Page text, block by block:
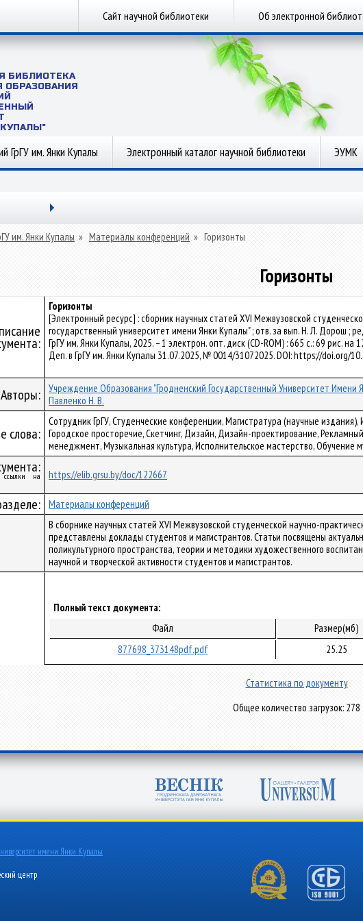
Сайт научной библиотеки Об электронной
БИБЛИОТЕКА
ГрГУ им. Янки Купалы Электронный каталог научной библиотеки ЭУМК
им. Янки Купалы » Материалы конференций » Горизонты
Горизонты
Горизонты
[Электронный ресурс] : сборник научных статей XVI Межвузовской
государственный университет имени Янки Купалы" ; отв. за вып. Н. Л. Дорош ;
ГрГУ им. Янки Купалы, 2025. – 1 электрон. опт. диск (CD-ROM) : 665 с.: 69 рис.
Деп. в ГрГУ им. Янки Купалы 31.07.2025, № 0014/31072025. DOI: https://doi.org/
Авторы: Учреждение Образования "Гродненский Государственный Университет Имени
Павленко Н. В.
слова:
Сотрудник ГрГУ, Студенческие конференции, Магистратура (научные
Городское просторечие, Скетчинг, Дизайн, Дизайн-проектирование,
менеджмент, Музыкальная культура, Исполнительское мастерство, Обучение
ссылки на https://elib.grsu.by/doc/122667
Материалы конференций
В сборнике научных статей XVI Межвузовской студенческой научно-
представлены доклады студентов и магистрантов. Статьи посвящены
поликультурного пространства, теории и методики художественного
научной и творческой активности студентов и магистрантов.
Полный текст документа:
Файл
Размер(мб)
877698_373148pdf.pdf
25.25
Статистика по документу
Общее количество загрузок: 278
имени Янки Купалы
центр